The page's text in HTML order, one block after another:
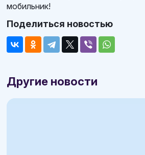
мобильник!
Поделиться новостью
Другие новости